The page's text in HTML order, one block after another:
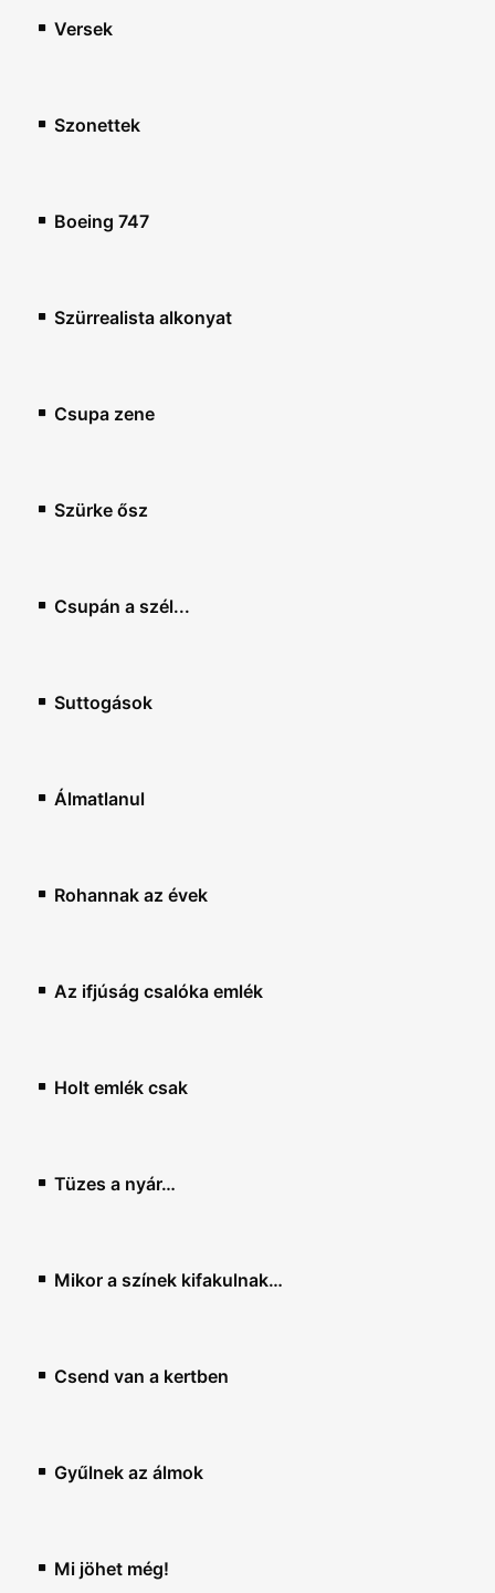
Versek
Szonettek
Boeing 747
Szürrealista alkonyat
Csupa zene
Szürke ősz
Csupán a szél...
Suttogások
Álmatlanul
Rohannak az évek
Az ifjúság csalóka emlék
Holt emlék csak
Tüzes a nyár…
Mikor a színek kifakulnak…
Csend van a kertben
Gyűlnek az álmok
Mi jöhet még!